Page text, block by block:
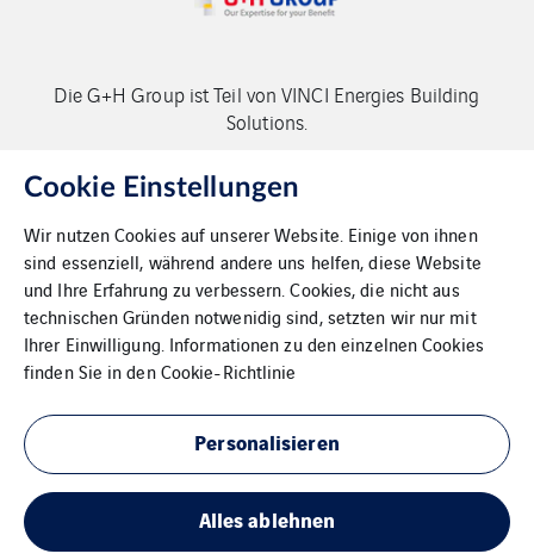
Die G+H Group ist Teil von VINCI Energies Building
Solutions.
Copyright G+H Group
Kontakt
Datenschutz
Impressum
Cookie Einstellungen
Wir nutzen Cookies auf unserer Website. Einige von ihnen
sind essenziell, während andere uns helfen, diese Website
und Ihre Erfahrung zu verbessern. Cookies, die nicht aus
technischen Gründen notwenidig sind, setzten wir nur mit
Ihrer Einwilligung. Informationen zu den einzelnen Cookies
finden Sie in denCookie-Richtlinie
Personalisieren
Alles ablehnen